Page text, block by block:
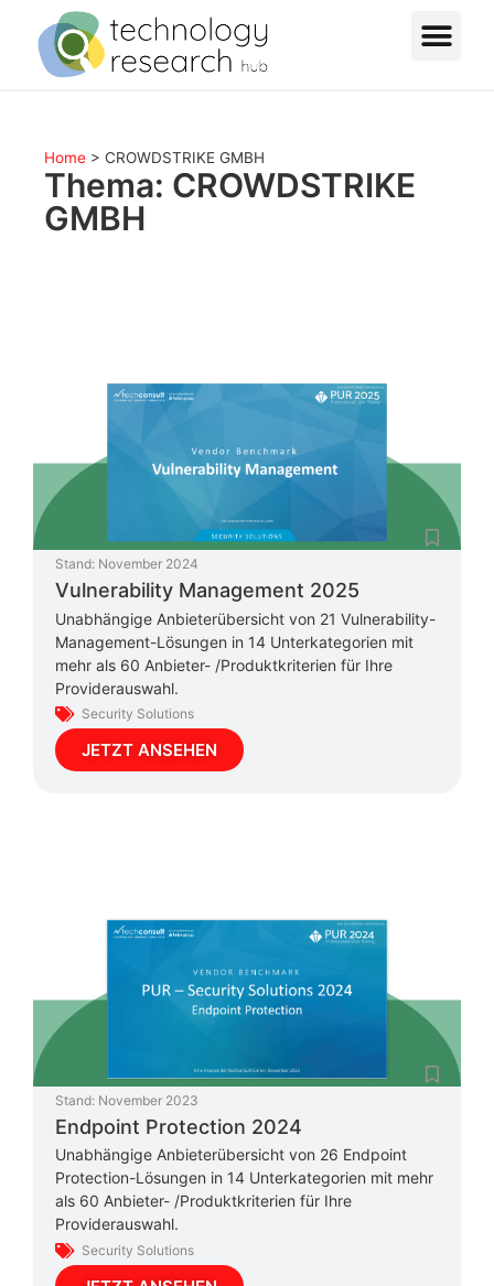
Home > CROWDSTRIKE GMBH
Thema: CROWDSTRIKE
GMBH
Stand: November 2024
Vulnerability Management 2025
Unabhängige Anbieterübersicht von 21 Vulnerability-
Management-Lösungen in 14 Unterkategorien mit
mehr als 60 Anbieter- /Produktkriterien für Ihre
Providerauswahl.
Security Solutions
JETZT ANSEHEN
Stand: November 2023
Endpoint Protection 2024
Unabhängige Anbieterübersicht von 26 Endpoint
Protection-Lösungen in 14 Unterkategorien mit mehr
als 60 Anbieter- /Produktkriterien für Ihre
Providerauswahl.
Security Solutions